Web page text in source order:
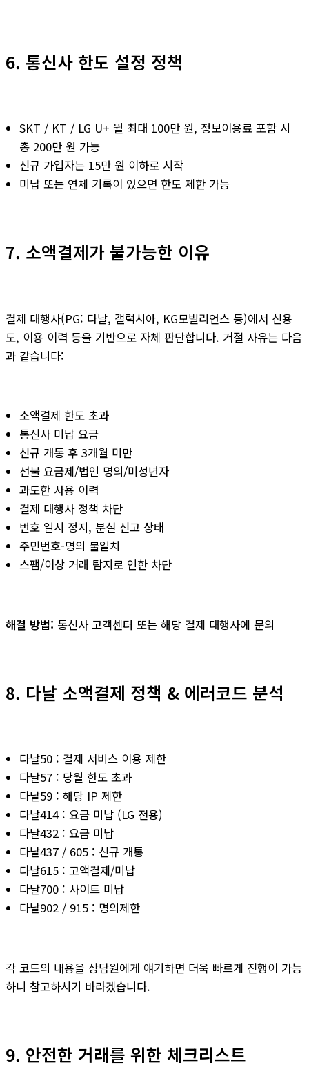
6. 통신사 한도 설정 정책
SKT / KT / LG U+ 월 최대 100만 원, 정보이용료 포함 시
총 200만 원 가능
신규 가입자는 15만 원 이하로 시작
미납 또는 연체 기록이 있으면 한도 제한 가능
7. 소액결제가 불가능한 이유
결제 대행사(PG: 다날, 갤럭시아, KG모빌리언스 등)에서 신용
도, 이용 이력 등을 기반으로 자체 판단합니다. 거절 사유는 다음
과 같습니다:
소액결제 한도 초과
통신사 미납 요금
신규 개통 후 3개월 미만
선불 요금제/법인 명의/미성년자
과도한 사용 이력
결제 대행사 정책 차단
번호 일시 정지, 분실 신고 상태
주민번호-명의 불일치
스팸/이상 거래 탐지로 인한 차단
해결 방법: 통신사 고객센터 또는 해당 결제 대행사에 문의
8. 다날 소액결제 정책 & 에러코드 분석
다날50 : 결제 서비스 이용 제한
다날57 : 당월 한도 초과
다날59 : 해당 IP 제한
다날414 : 요금 미납 (LG 전용)
다날432 : 요금 미납
다날437 / 605 : 신규 개통
다날615 : 고액결제/미납
다날700 : 사이트 미납
다날902 / 915 : 명의제한
각 코드의 내용을 상담원에게 얘기하면 더욱 빠르게 진행이 가능
하니 참고하시기 바라겠습니다.
9. 안전한 거래를 위한 체크리스트